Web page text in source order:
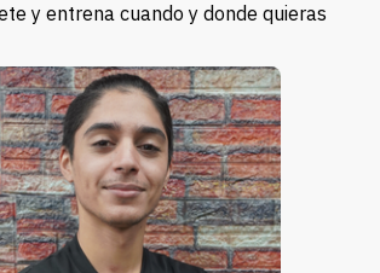
y entrena cuando y donde quieras